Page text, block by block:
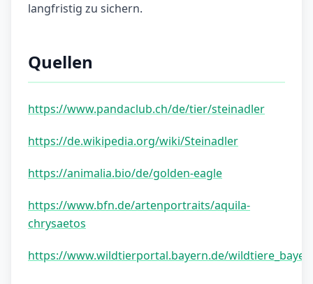
langfristig zu sichern.
Quellen
https://www.pandaclub.ch/de/tier/steinadler
https://de.wikipedia.org/wiki/Steinadler
https://animalia.bio/de/golden-eagle
https://www.bfn.de/artenportraits/aquila-
chrysaetos
https://www.wildtierportal.bayern.de/